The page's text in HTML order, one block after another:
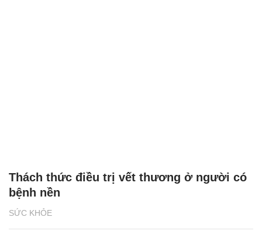
SỨC KHỎE
Thách thức điều trị vết thương ở người có
bệnh nền